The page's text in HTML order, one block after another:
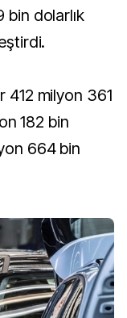
bin dolarlık
412 milyon 361
182 bin
664 bin